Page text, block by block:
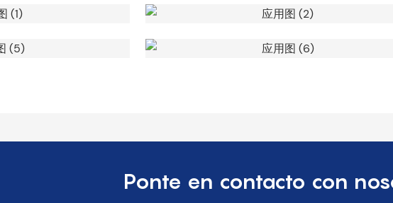
Ponte en contacto con